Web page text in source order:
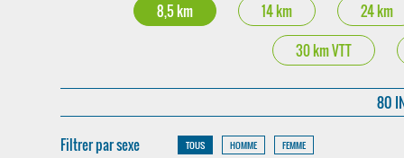
8,5 km 14 km 24 km
30 km VTT
80
Filtrer par sexe TOUS HOMME FEMME